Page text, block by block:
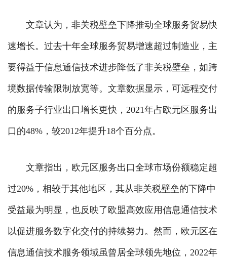
文章认为，非关税壁垒下降推动全球服务贸易快
速增长。过去十年全球服务贸易增速超过制造业，主
要得益于信息通信技术进步降低了非关税壁垒，如跨
境数据传输限制放宽等。文章数据显示，可远程交付
的服务子行业出口增长更快，2021年占欧元区服务出
口的48%，较2012年提升18个百分点。
文章指出，欧元区服务出口全球市场份额稳定超
过20%，相较于其他地区，其从非关税壁垒的下降中
受益最为明显，也反映了欧盟高效应用信息通信技术
以促进服务数字化交付的持续努力。然而，欧元区在
信息通信技术服务领域虽曾居全球领先地位，2022年